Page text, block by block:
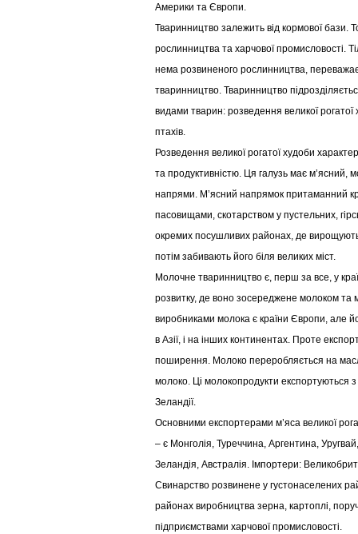
Америки та Європи.
Тваринництво залежить від кормової бази.
рослинництва та харчової промисловості.
нема розвиненого рослинництва,
тваринництво. Тваринництво
видами тварин: розведення великої
птахів.
Розведення великої рогатої худоби
та продуктивністю. Ця галузь має м’ясний,
напрями. М’ясний напрямок притаманний
пасовищами, скотарством у пустельних,
окремих посушливих районах, де
потім забивають його біля великих міст.
Молочне тваринництво є, перш за все, у
розвитку, де воно зосереджене молоком
виробниками молока є країни Європи, але
в Азії, і на інших континентах. Проте
поширення. Молоко переробляється на
молоко. Ці молокопродукти експортуються
Зеландії.
Основними експортерами м’яса великої
– є Монголія, Туреччина, Аргентина,
Зеландія, Австралія. Імпортери:
Свинарство розвинене у густонаселених
районах виробництва зерна, картоплі,
підприємствами харчової промисловості.